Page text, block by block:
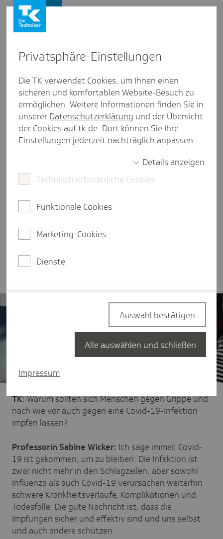
Erheb­liche Lücken bei den Impf­
quoten
Inter­view aus Hessen
Wir haben mit Professorin Sabine Wicker, Leiterin
Universitätsmedizin Frankfurt, gesprochen und
meisten von der Impfung gegen Influenza
Schwangere - trotz STIKO-Empfehlung auf die
Impfung verzichten.
Presse und Politik Ambulante Versorgung
TK:Warum sollten sich Menschen gegen Grippe und
nach wie vor auch gegen eine Covid-19-Infektion
impfen lassen?
Professorin Sabine Wicker: Ich sage immer, Covid-
19 ist gekommen, um zu bleiben. Die Infektion ist
zwar nicht mehr in den Schlagzeilen, aber sowohl
Influenza als auch Covid-19 verursachen weiterhin
schwere Krankheitsverläufe, Komplikationen und
Todesfälle. Die gute Nachricht ist, dass die
Impfungen sicher und effektiv sind und uns selbst
und auch andere schützen.
Privat­sphäre-Einstel­lungen
Die TK verwendet Cookies, um Ihnen einen
sicheren und komfortablen Website-Besuch zu
ermöglichen. Weitere Informationen finden Sie in
unserer Datenschutzerklärung und der Übersicht
der Cookies auf tk.de. Dort können Sie Ihre
Einstellungen jederzeit nachträglich anpassen.
Details anzeigen
Technisch erforderliche Cookies
Funktionale Cookies
Marketing-Cookies
Dienste
Impressum
Auswahl bestätigen
Alle auswählen und schließen